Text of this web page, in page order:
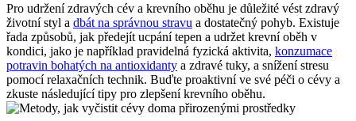
Pro udržení zdravých cév a krevního oběhu je důležité vést zdravý
životní styl a dbát na správnou stravu a dostatečný pohyb. Existuje
řada způsobů, jak předejít ucpání tepen a udržet krevní oběh v
kondici, jako je například pravidelná fyzická aktivita, konzumace
potravin bohatých na antioxidanty a zdravé tuky, a snížení stresu
pomocí relaxačních technik. Buďte proaktivní ve své péči o cévy a
zkuste následující tipy pro zlepšení krevního oběhu.